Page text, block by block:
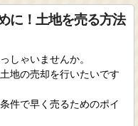
に！土地を売る方法
しゃいませんか。
地の売却を行いたいです
件で早く売るためのポイ